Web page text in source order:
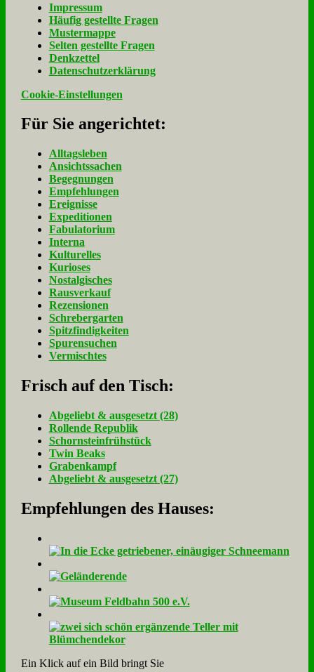
Im­pres­sum
Häu­fig ge­stell­te Fra­gen
Mu­ster­map­pe
Sel­ten ge­stell­te Fra­gen
Denk­zet­tel
Da­ten­schutz­er­klä­rung
Cookie-Einstellungen
Für Sie an­ge­rich­tet:
Alltagsleben
Ansichtssachen
Begegnungen
Empfehlungen
Ereignisse
Expeditionen
Fabulatorium
Interna
Kulturelles
Kurioses
Nostalgisches
Rausverkauf
Rezensionen
Schrebergarten
Spitzfindigkeiten
Spurensuchen
Vermischtes
Frisch auf den Tisch:
Ab­ge­liebt & aus­ge­setzt (28)
Rol­len­de Re­pu­blik
Schorn­stein­früh­stück
Twin Beaks
Gra­ben­kampf
Ab­ge­liebt & aus­ge­setzt (27)
Empfehlungen des Hauses:
Ein Klick auf ein Bild bringt Sie